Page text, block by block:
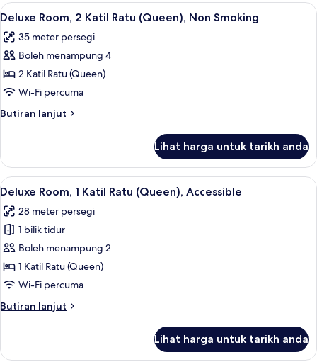
Lihat
semua
foto
untuk
Deluxe
Room,
2
Katil
(Queen),
Non
Smoking
Peralatan tempat tidur
5
Deluxe Room, 2 Katil Ratu (Queen), Non Smoking
35 meter persegi
Boleh menampung 4
2 Katil Ratu (Queen)
Wi-Fi percuma
Butiran lanjut
Butiran
Room,
Katil
(Queen),
Non
Lihat harga untuk tarikh anda
Lihat
semua
foto
untuk
Deluxe
Room,
1
Ratu
Deluxe Room, 1 Katil Ratu (Queen),
3
Deluxe Room, 1 Katil Ratu (Queen), Accessible
28 meter persegi
1 bilik tidur
Boleh menampung 2
1 Katil Ratu (Queen)
Wi-Fi percuma
Butiran lanjut
Butiran
Room,
Lihat harga untuk tarikh anda